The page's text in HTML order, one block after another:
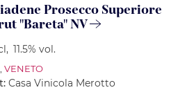
Prosecco Superiore
"Bareta" NV
, 11.5% vol.
VENETO
Casa Vinicola Merotto